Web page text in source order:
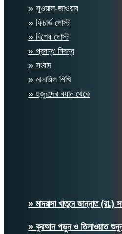
» সুওয়াল-জাওয়াব
» ফিচার্ড পোস্ট
» বিশেষ পোস্ট
» প্রবন্ধ-নিবন্ধ
» সংবাদ
» মাসায়িল শিখি
» হুজুরদের বয়ান থেকে
» মাদরাসা খাতুনে জান্নাত
» কুরআন পড়ুন ও তিলাওয়াত